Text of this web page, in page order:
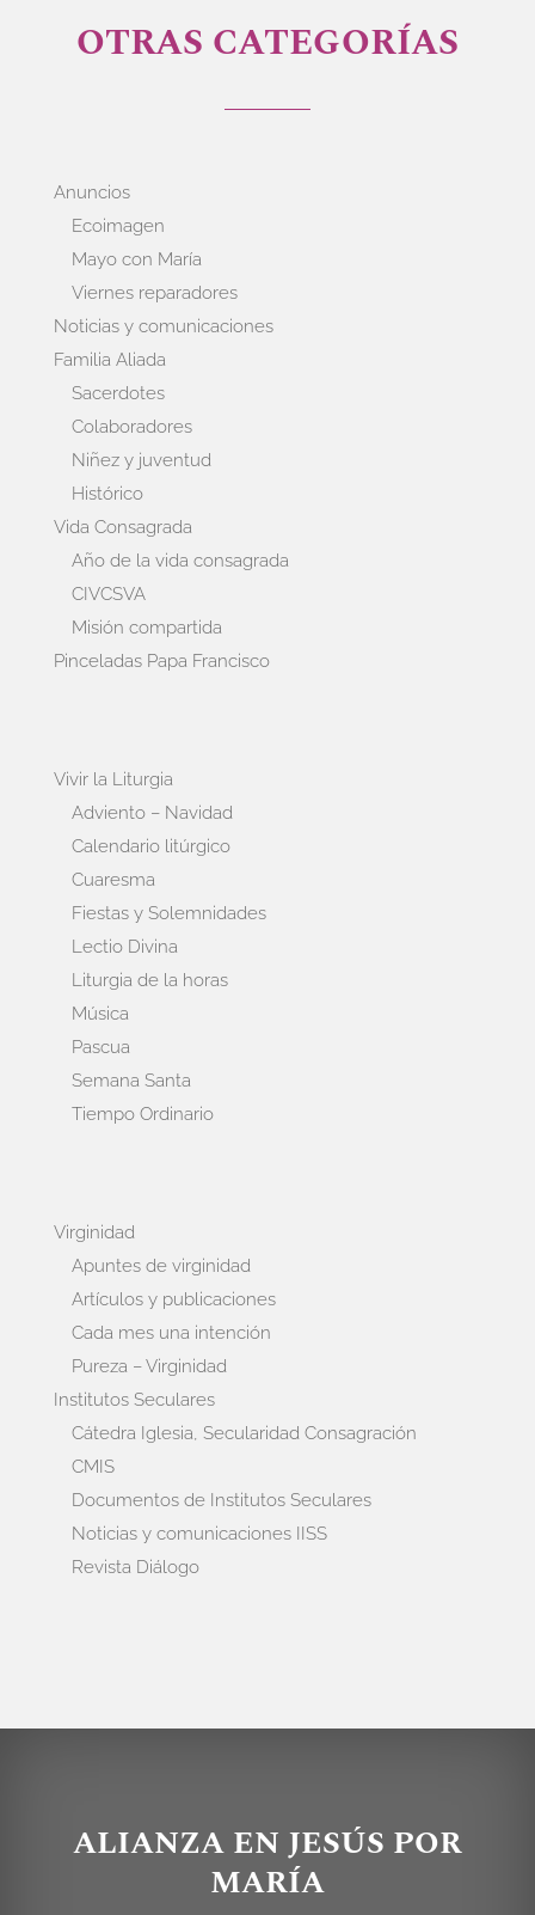
OTRAS CATEGORÍAS
Anuncios
Ecoimagen
Mayo con María
Viernes reparadores
Noticias y comunicaciones
Familia Aliada
Sacerdotes
Colaboradores
Niñez y juventud
Histórico
Vida Consagrada
Año de la vida consagrada
CIVCSVA
Misión compartida
Pinceladas Papa Francisco
Vivir la Liturgia
Adviento – Navidad
Calendario litúrgico
Cuaresma
Fiestas y Solemnidades
Lectio Divina
Liturgia de la horas
Música
Pascua
Semana Santa
Tiempo Ordinario
Virginidad
Apuntes de virginidad
Artículos y publicaciones
Cada mes una intención
Pureza – Virginidad
Institutos Seculares
Cátedra Iglesia, Secularidad Consagración
CMIS
Documentos de Institutos Seculares
Noticias y comunicaciones IISS
Revista Diálogo
ALIANZA EN JESÚS POR
MARÍA